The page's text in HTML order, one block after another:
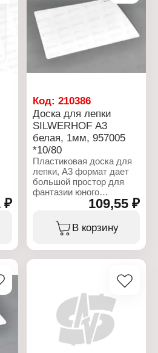
Материал: пластик
₽
Код:210386
Доска для лепки
SILWERHOF А3
белая, 1мм, 957005
*10/80
Пластиковая доска для
лепки, А3 формат дает
большой простор для
фантазии юного
скульптура, а прочный
пластик предохранит
стол от случайных
царапин и загязнения.
Назначение: для лепки
Цвет: белый
Формат: А3
Размер: 470х300 мм
Толщина: 1 мм
Форма: прямоугольная
109,55 ₽
В корзину